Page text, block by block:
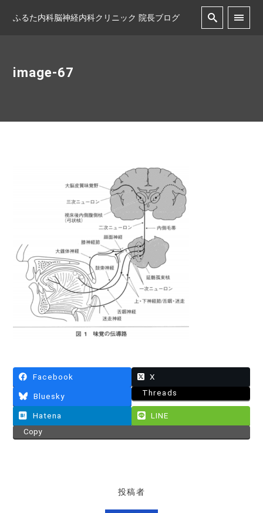
ふるた内科脳神経内科クリニック 院長ブログ
image-67
Facebook X
Bluesky Threads
Hatena
LINE
Copy
投稿者